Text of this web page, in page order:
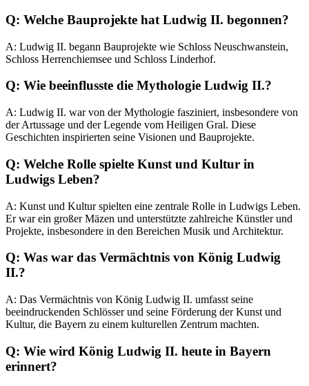
Q: Welche Bauprojekte hat Ludwig II. begonnen?
A: Ludwig II. begann Bauprojekte wie Schloss Neuschwanstein,
Schloss Herrenchiemsee und Schloss Linderhof.
Q: Wie beeinflusste die Mythologie Ludwig II.?
A: Ludwig II. war von der Mythologie fasziniert, insbesondere von
der Artussage und der Legende vom Heiligen Gral. Diese
Geschichten inspirierten seine Visionen und Bauprojekte.
Q: Welche Rolle spielte Kunst und Kultur in
Ludwigs Leben?
A: Kunst und Kultur spielten eine zentrale Rolle in Ludwigs Leben.
Er war ein großer Mäzen und unterstützte zahlreiche Künstler und
Projekte, insbesondere in den Bereichen Musik und Architektur.
Q: Was war das Vermächtnis von König Ludwig
II.?
A: Das Vermächtnis von König Ludwig II. umfasst seine
beeindruckenden Schlösser und seine Förderung der Kunst und
Kultur, die Bayern zu einem kulturellen Zentrum machten.
Q: Wie wird König Ludwig II. heute in Bayern
erinnert?